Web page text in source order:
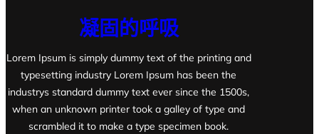
凝固的呼吸
Lorem Ipsum is simply dummy text of the printing and
typesetting industry Lorem Ipsum has been the
industrys standard dummy text ever since the 1500s,
when an unknown printer took a galley of type and
scrambled it to make a type specimen book.